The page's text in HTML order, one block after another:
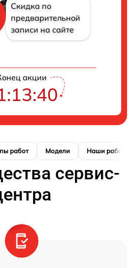
Скидка по
предварительной
записи на сайте
акции
работ Модели Наши работы
сервис-